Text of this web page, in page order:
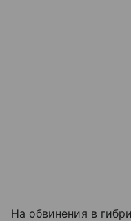
На обвинения в